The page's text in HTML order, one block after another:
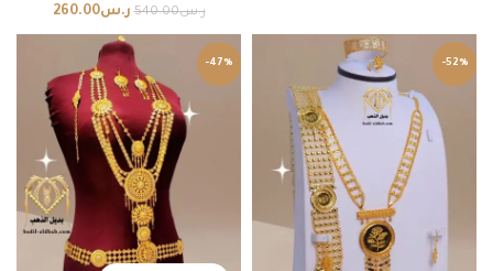
ر.س540.00 ر.س260.00
-52%
-47%